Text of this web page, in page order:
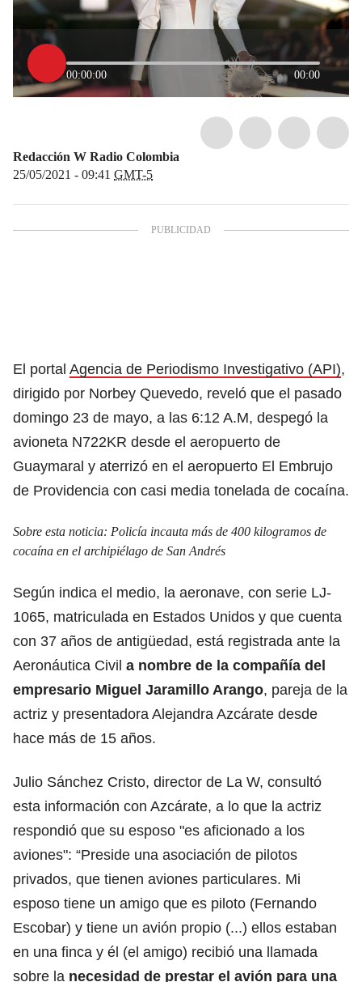
00:00:00 00:00
Redacción W Radio Colombia
25/05/2021 - 09:41 GMT-5
El portal Agencia de Periodismo Investigativo (API),
dirigido por Norbey Quevedo, reveló que el pasado
domingo 23 de mayo, a las 6:12 A.M, despegó la
avioneta N722KR desde el aeropuerto de
Guaymaral y aterrizó en el aeropuerto El Embrujo
de Providencia con casi media tonelada de cocaína.
Sobre esta noticia: Policía incauta más de 400 kilogramos de
cocaína en el archipiélago de San Andrés
Según indica el medio, la aeronave, con serie LJ-
1065, matriculada en Estados Unidos y que cuenta
con 37 años de antigüedad, está registrada ante la
Aeronáutica Civil a nombre de la compañía del
empresario Miguel Jaramillo Arango, pareja de la
actriz y presentadora Alejandra Azcárate desde
hace más de 15 años.
Julio Sánchez Cristo, director de La W, consultó
esta información con Azcárate, a lo que la actriz
respondió que su esposo "es aficionado a los
aviones": “Preside una asociación de pilotos
privados, que tienen aviones particulares. Mi
esposo tiene un amigo que es piloto (Fernando
Escobar) y tiene un avión propio (...) ellos estaban
en una finca y él (el amigo) recibió una llamada
sobre la necesidad de prestar el avión para una